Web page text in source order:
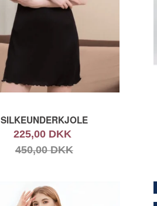
SILKEUNDERKJOLE
225,00 DKK
450,00 DKK